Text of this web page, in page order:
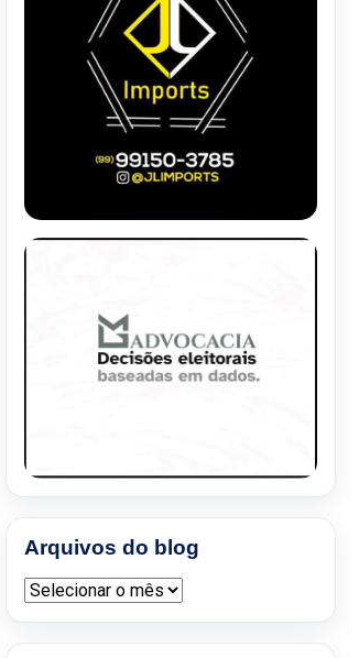
Arquivos do blog
Arquivos do blog